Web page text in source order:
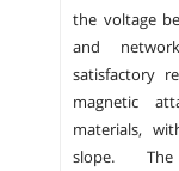
the voltage
and
satisfactory
magnetic
materials,
slope.